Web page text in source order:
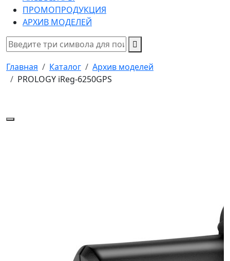
ПРОМОПРОДУКЦИЯ
АРХИВ МОДЕЛЕЙ
Главная Каталог
Архив моделей
PROLOGY iReg-6250GPS